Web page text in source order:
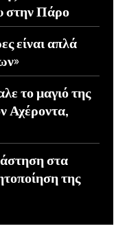
στην Πάρο
είναι απλά
το μαγιό της
Αχέροντα,
στα
της